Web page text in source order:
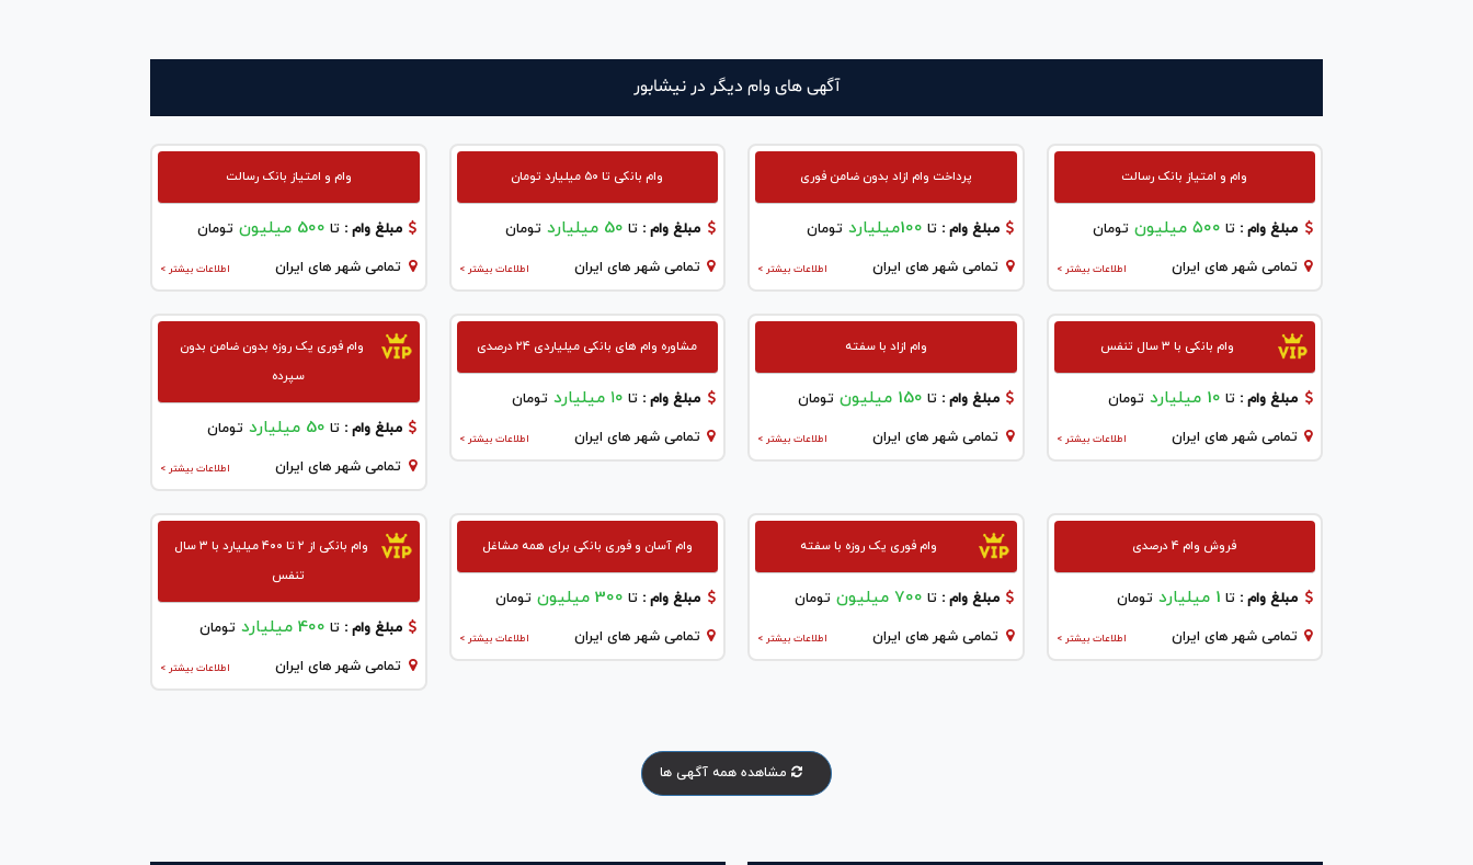
آگهی های وام دیگر در نيشابور
وام و امتیاز بانک رسالت
مبلغ وام : تا ۵۰۰ میلیون تومان
اطلاعات بیشتر > تمامی شهر های ایران
پرداخت وام ازاد بدون ضامن فوری
مبلغ وام :تا 100میلیارد تومان
اطلاعات بیشتر > تمامی شهر های ایران
وام بانکی تا ۵۰ میلیارد تومان
مبلغ وام : تا 50 میلیارد تومان
اطلاعات بیشتر > تمامی شهر های ایران
وام و امتیاز بانک رسالت
مبلغ وام :تا 500 میلیون تومان
اطلاعات بیشتر > تمامی شهر های ایران
وام بانکی با ۳ سال تنفس
مبلغ وام : تا 10 میلیارد تومان
اطلاعات بیشتر > تمامی شهر های ایران
وام ازاد با سفته
مبلغ وام :تا 150 میلیون تومان
اطلاعات بیشتر > تمامی شهر های ایران
مشاوره وام های بانکی میلیاردی ۲۴ درصدی
مبلغ وام : تا ۱۰ میلیارد تومان
اطلاعات بیشتر > تمامی شهر های ایران
وام فوری یک روزه بدون ضامن بدون
سپرده
مبلغ وام :تا 50 میلیارد تومان
اطلاعات بیشتر > تمامی شهر های ایران
فروش وام 4 درصدی
مبلغ وام : تا 1 میلیارد تومان
اطلاعات بیشتر > تمامی شهر های ایران
وام فوری یک روزه با سفته
مبلغ وام :تا 700 میلیون تومان
اطلاعات بیشتر > تمامی شهر های ایران
وام آسان و فوری بانکی برای همه مشاغل
مبلغ وام : تا 300 میلیون تومان
اطلاعات بیشتر > تمامی شهر های ایران
وام بانکی از ۲ تا ۴۰۰ میلیارد با ۳ سال
تنفس
مبلغ وام :تا 400 میلیارد تومان
اطلاعات بیشتر > تمامی شهر های ایران
مشاهده همه آگهی ها